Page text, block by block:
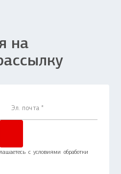
на
с условиями обработки